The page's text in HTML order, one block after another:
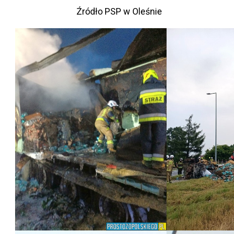
Źródło PSP w Oleśnie